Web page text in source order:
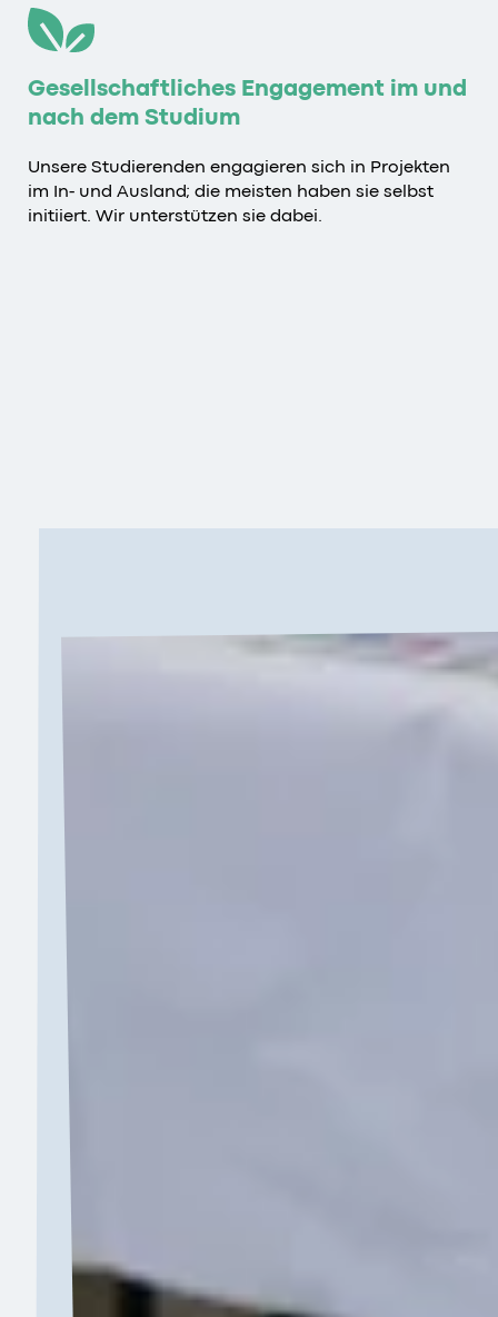
Gesellschaftliches Engagement im und
nach dem Studium
Unsere Studierenden engagieren sich in Projekten
im In- und Ausland; die meisten haben sie selbst
initiiert. Wir unterstützen sie dabei.